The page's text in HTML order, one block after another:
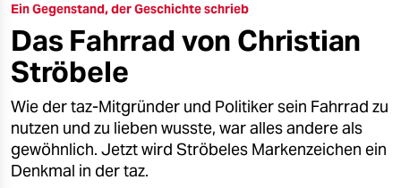
öko
gesellschaft
kultur
sport
berlin
Ein Gegenstand, der Geschichte schrieb
Das Fahrrad von Christian
Ströbele
Wie der taz-Mitgründer und Politiker sein Fahrrad zu
nutzen und zu lieben wusste, war alles andere als
gewöhnlich. Jetzt wird Ströbeles Markenzeichen ein
Denkmal in der taz.